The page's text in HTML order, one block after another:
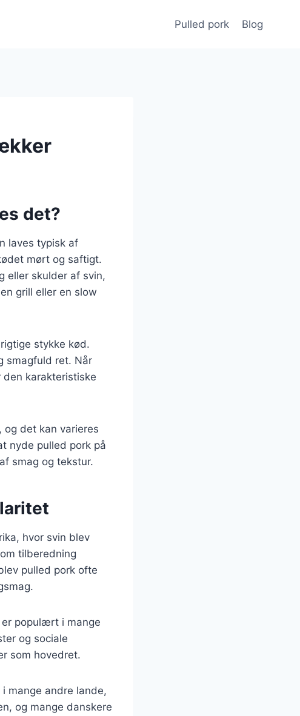
Pulled pork Blog
det?
laves typisk af
mørt og saftigt.
eller skulder af svin,
grill eller en slow
stykke kød.
smagfuld ret. Når
karakteristiske
og det kan varieres
nyde pulled pork på
smag og tekstur.
hvor svin blev
tilberedning
pulled pork ofte
populært i mange
og sociale
som hovedret.
mange andre lande,
og mange danskere